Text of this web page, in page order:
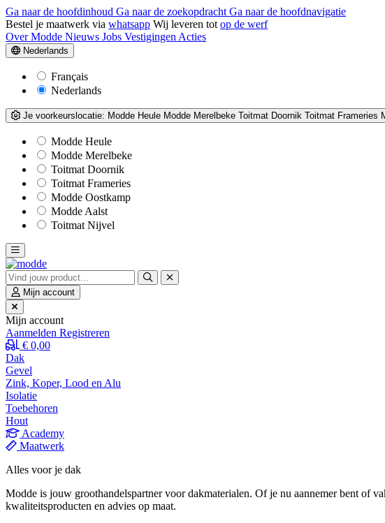
Ga naar de hoofdinhoud Ga naar de zoekopdracht Ga naar de hoofdnavigatie
Bestel je maatwerk via whatsapp Wij leveren tot op de werf
Over Modde Nieuws Jobs Vestigingen Acties
Nederlands
Français
Nederlands
Je voorkeurslocatie: Modde Heule Modde Merelbeke Toitmat Doornik Toitmat Frameries
Modde Heule
Modde Merelbeke
Toitmat Doornik
Toitmat Frameries
Modde Oostkamp
Modde Aalst
Toitmat Nijvel
Mijn account
Mijn account
Aanmelden Registreren
€ 0,00
Dak
Gevel
Zink, Koper, Lood en Alu
Isolatie
Toebehoren
Hout
Academy
Maatwerk
Alles voor je dak
Modde is jouw groothandelspartner voor dakmaterialen. Of je nu aannemer bent of
kwaliteitsproducten en advies op maat.